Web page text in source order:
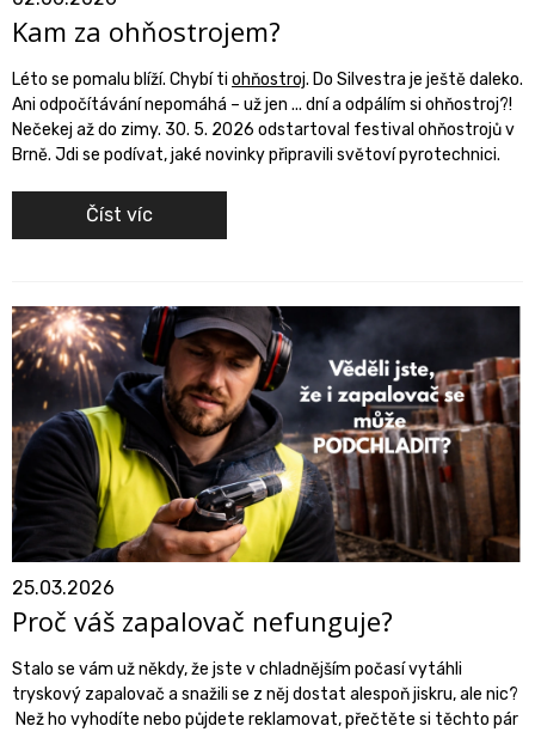
Kam za ohňostrojem?
Léto se pomalu blíží. Chybí ti ohňostroj. Do Silvestra je ještě daleko.
Ani odpočítávání nepomáhá – už jen ... dní a odpálím si ohňostroj?!
Nečekej až do zimy. 30. 5. 2026 odstartoval festival ohňostrojů v
Brně. Jdi se podívat, jaké novinky připravili světoví pyrotechnici.
Číst víc
25.03.2026
Proč váš zapalovač nefunguje?
Stalo se vám už někdy, že jste v chladnějším počasí vytáhli
tryskový zapalovač a snažili se z něj dostat alespoň jiskru, ale nic?
Než ho vyhodíte nebo půjdete reklamovat, přečtěte si těchto pár